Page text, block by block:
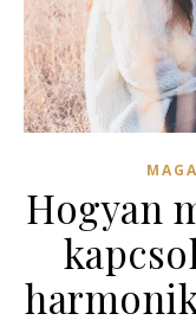
Hogyan